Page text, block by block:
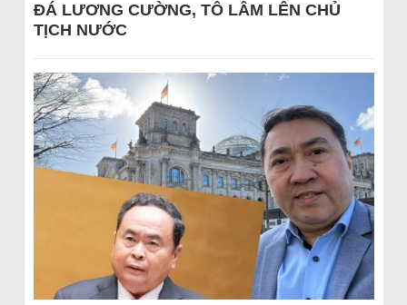
ĐÁ LƯƠNG CƯỜNG, TÔ LÂM LÊN CHỦ
TỊCH NƯỚC